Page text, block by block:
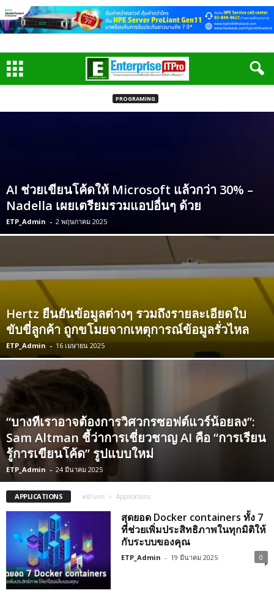
PROGRAMING
AI ช่วยเขียนโค้ดให้ Microsoft แล้วกว่า 30% –
Nadella เผยเตรียมรวมแอปอื่นๆ ด้วย
ETP_Admin - 2 พฤษภาคม 2025
Hertz ยืนยันข้อมูลต่างๆ รวมถึงรายละเอียดใบ
ขับขี่ลูกค้า ถูกขโมยจากเหตุการณ์ข้อมูลรั่วไหล
ETP_Admin - 16 เมษายน 2025
“บางทีเราอาจต้องการวิศวกรซอฟต์แวร์น้อยลง”:
Sam Altman ชี้ว่าการเชี่ยวชาญ AI คือ “การเรียน
รู้การเขียนโค้ด” รูปแบบใหม่
ETP_Admin - 24 มีนาคม 2025
APPLICATIONS หน้าแรก Applications
สุดยอด Docker containers ทั้ง 7
ที่ช่วยเพิ่มประสิทธิภาพในทุกมิติให้
กับระบบของคุณ
ETP_Admin - 19 มีนาคม 2025 0